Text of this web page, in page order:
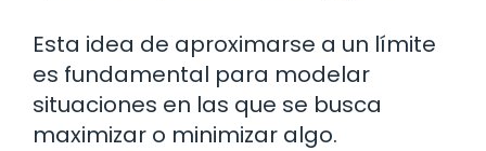
Esta idea de aproximarse a un límite
es fundamental para modelar
situaciones en las que se busca
maximizar o minimizar algo.